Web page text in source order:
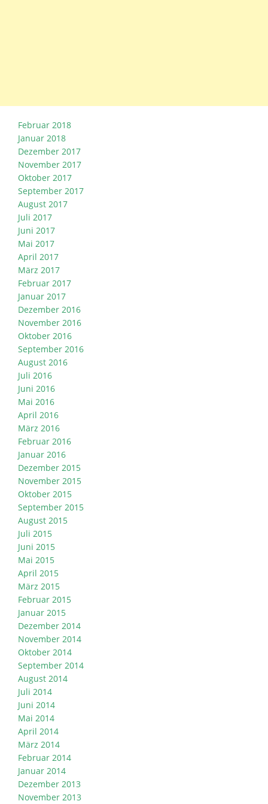
Februar 2018
Januar 2018
Dezember 2017
November 2017
Oktober 2017
September 2017
August 2017
Juli 2017
Juni 2017
Mai 2017
April 2017
März 2017
Februar 2017
Januar 2017
Dezember 2016
November 2016
Oktober 2016
September 2016
August 2016
Juli 2016
Juni 2016
Mai 2016
April 2016
März 2016
Februar 2016
Januar 2016
Dezember 2015
November 2015
Oktober 2015
September 2015
August 2015
Juli 2015
Juni 2015
Mai 2015
April 2015
März 2015
Februar 2015
Januar 2015
Dezember 2014
November 2014
Oktober 2014
September 2014
August 2014
Juli 2014
Juni 2014
Mai 2014
April 2014
März 2014
Februar 2014
Januar 2014
Dezember 2013
November 2013